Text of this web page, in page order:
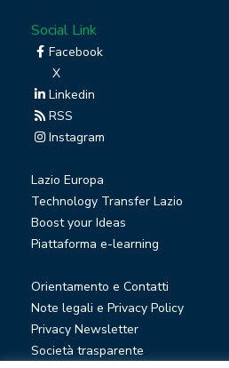
Social Link
Facebook
X
Linkedin
RSS
Instagram
Lazio Europa
Technology Transfer Lazio
Boost your Ideas
Piattaforma e-learning
Orientamento e Contatti
Note legali e Privacy Policy
Privacy Newsletter
Società trasparente